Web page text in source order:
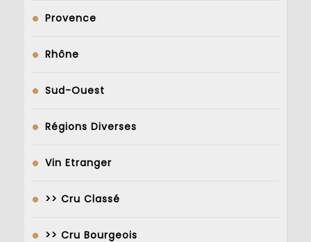
Provence
Rhône
Sud-Ouest
Régions Diverses
Vin Etranger
>> Cru Classé
>> Cru Bourgeois